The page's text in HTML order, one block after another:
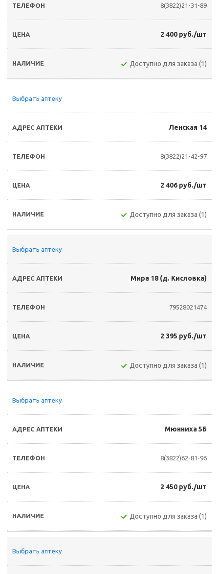
8(3822)21-31-89
2 400 руб./шт
Доступно для заказа (1)
Выбрать аптеку
Ленская 14
8(3822)21-42-97
2 406 руб./шт
Доступно для заказа (1)
Выбрать аптеку
Мира 18 (д. Кисловка)
79528021474
2 395 руб./шт
Доступно для заказа (1)
Выбрать аптеку
Мюнниха 5Б
8(3822)62-81-96
2 450 руб./шт
Доступно для заказа (1)
Выбрать аптеку